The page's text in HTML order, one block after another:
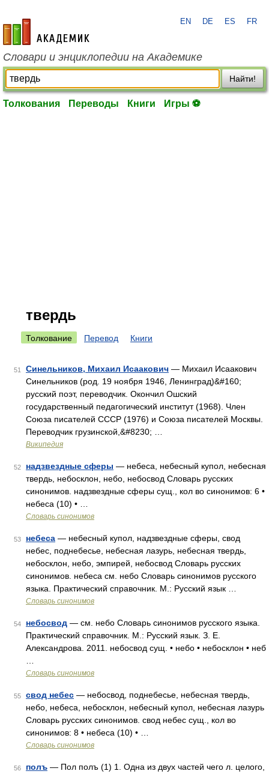
academic.ru
EN DE ES FR
Словари и энциклопедии на Академике
Найти!
Толкования Переводы Книги Игры ⚽
твердь
Толкование Перевод Книги
51 Синельников, Михаил Исаакович — Михаил Исаакович
Синельников (род. 19 ноября 1946, Ленинград)&#160;
русский поэт, переводчик. Окончил Ошский
государственный педагогический институт (1968). Член
Союза писателей СССР (1976) и Союза писателей Москвы.
Переводчик грузинской,&#8230; …
Википедия
52 надзвездные сферы — небеса, небесный купол, небесная
твердь, небосклон, небо, небосвод Словарь русских
синонимов. надзвездные сферы сущ., кол во синонимов: 6 •
небеса (10) • …
Словарь синонимов
53 небеса — небесный купол, надзвездные сферы, свод
небес, поднебесье, небесная лазурь, небесная твердь,
небосклон, небо, эмпирей, небосвод Словарь русских
синонимов. небеса см. небо Словарь синонимов русского
языка. Практический справочник. М.: Русский язык …
Словарь синонимов
54 небосвод — см. небо Словарь синонимов русского языка.
Практический справочник. М.: Русский язык. З. Е.
Александрова. 2011. небосвод сущ. • небо • небосклон • неб
Словарь синонимов
55 свод небес — небосвод, поднебесье, небесная твердь,
небо, небеса, небосклон, небесный купол, небесная лазурь
Словарь русских синонимов. свод небес сущ., кол во
синонимов: 8 • небеса (10) • …
Словарь синонимов
56 полъ — Пол полъ (1) 1. Одна из двух частей чего л. целого,